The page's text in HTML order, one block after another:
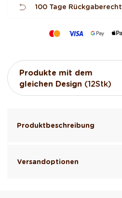
100 Tage Rückgaberecht
Produkte mit dem
gleichen Design (12Stk)
Produktbeschreibung
Versandoptionen